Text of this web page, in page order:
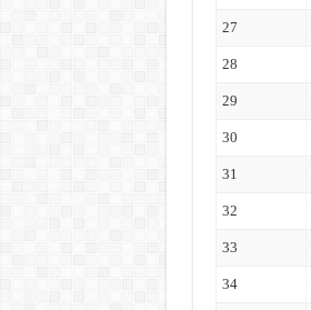
27
28
29
30
31
32
33
34